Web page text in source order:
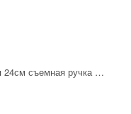
Сковорода литая 24см съемная ручка индук